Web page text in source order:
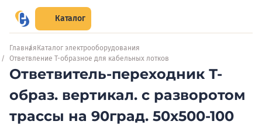
Каталог
Главная Каталог электрооборудования
Ответвление Т-образное для кабельных лотков
Ответвитель-переходник Т-
образ. вертикал. с разворотом
трассы на 90град. 50х500-100